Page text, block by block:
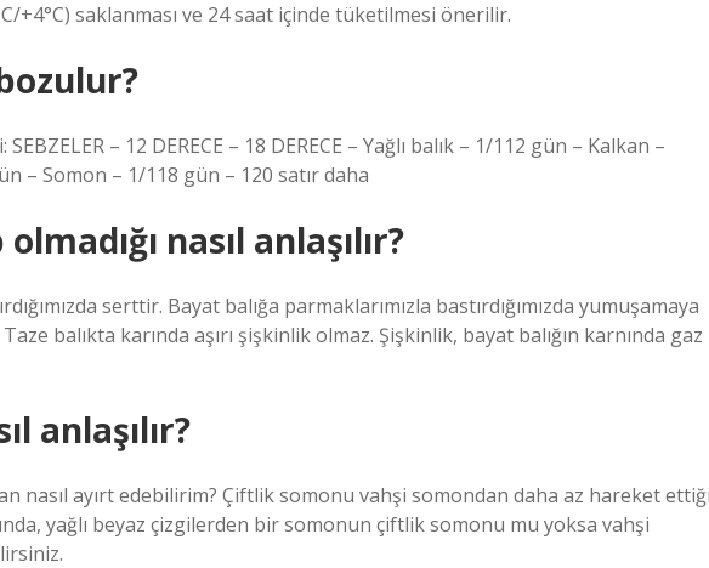
+4°C) saklanması ve 24 saat içinde tüketilmesi önerilir.
– 12 DERECE – 18 DERECE – Yağlı balık – 1/112 gün – Kalkan –
– Somon – 1/118 gün – 120 satır daha
nasıl anlaşılır?
serttir. Bayat balığa parmaklarımızla bastırdığımızda yumuşamaya
balıkta karında aşırı şişkinlik olmaz. Şişkinlik, bayat balığın karnında gaz
anlaşılır?
nasıl ayırt edebilirim? Çiftlik somonu vahşi somondan daha az hareket
yağlı beyaz çizgilerden bir somonun çiftlik somonu mu yoksa vahşi